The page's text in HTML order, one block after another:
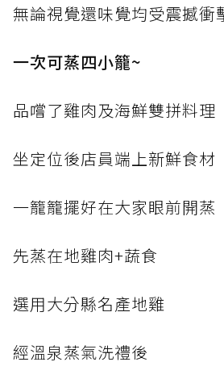
無論視覺還味覺均受震撼衝
一次可蒸四小籠~
品嚐了雞肉及海鮮雙拼料理
坐定位後店員端上新鮮食材
一籠籠擺好在大家眼前開蒸
先蒸在地雞肉+蔬食
選用大分縣名產地雞
經溫泉蒸氣洗禮後